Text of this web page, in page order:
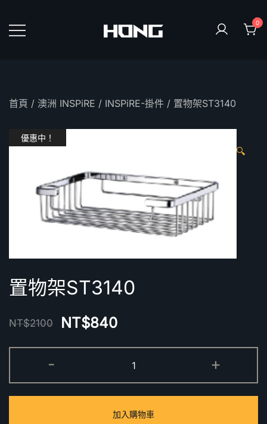
content
0
首頁 / 澳洲 INSPiRE / INSPiRE-掛件 / 置物架ST3140
優惠中！
🔍
置物架ST3140
NT$2100 NT$840
-
物
架
數
+
加入購物車